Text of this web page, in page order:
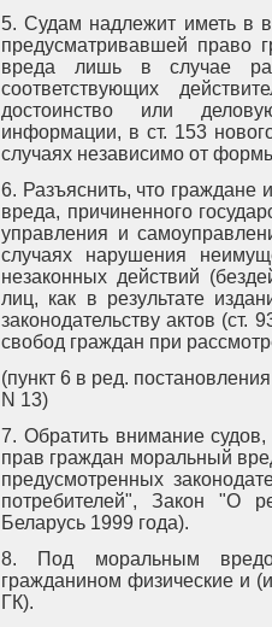
5. Судам надлежит иметь в
предусматривавшей право
вреда лишь в случае
соответствующих
достоинство или
информации, в ст. 153
случаях независимо от
6. Разъяснить, что
вреда, причиненного
управления и
случаях нарушения
незаконных действий
лиц, как в результате
законодательству актов
свобод граждан при
(пункт 6 в ред.
N 13)
7. Обратить внимание
прав граждан моральный
предусмотренных
потребителей", Закон "О
Беларусь 1999 года).
8. Под моральным
гражданином физические и
ГК).